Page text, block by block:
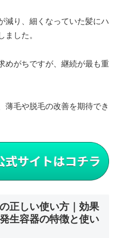
減り、細くなっていた髪にハ
ました。
めがちですが、継続が最も重
薄毛や脱毛の改善を期待でき
正しい使い方｜効果
生容器の特徴と使い